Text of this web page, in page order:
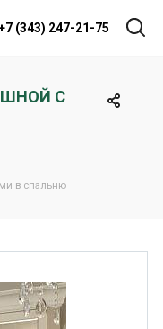
(343) 247-21-75
С
в спальню